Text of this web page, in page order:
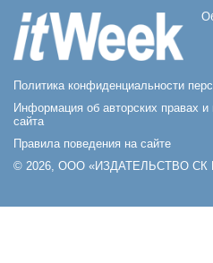
Политика конфиденциальности
Информация об авторских правах
сайта
Правила поведения на сайте
© 2026, ООО «ИЗДАТЕЛЬСТВО СК